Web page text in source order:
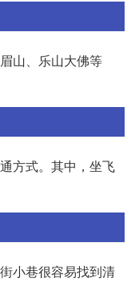
山、乐山大佛等
方式。其中，坐飞
小巷很容易找到清